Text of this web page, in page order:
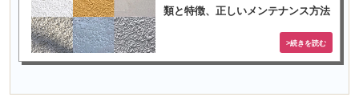
類と特徴、正しいメンテナンス方法